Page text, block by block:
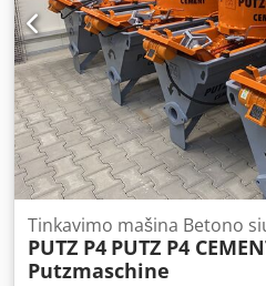
Tinkavimo mašina Betono
PUTZ P4 PUTZ P4
Putzmaschine